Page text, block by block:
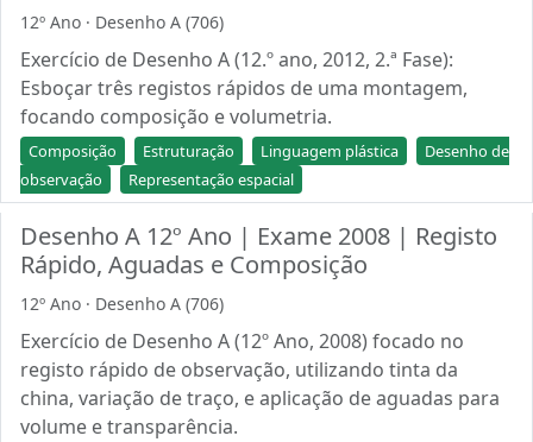
12º Ano · Desenho A (706)
Exercício de Desenho A (12.º ano, 2012, 2.ª Fase):
Esboçar três registos rápidos de uma montagem,
focando composição e volumetria.
Composição Estruturação Linguagem plástica
Desenho de
observação
Representação espacial
Desenho A 12º Ano | Exame 2008 | Registo
Rápido, Aguadas e Composição
12º Ano · Desenho A (706)
Exercício de Desenho A (12º Ano, 2008) focado no
registo rápido de observação, utilizando tinta da
china, variação de traço, e aplicação de aguadas para
volume e transparência.